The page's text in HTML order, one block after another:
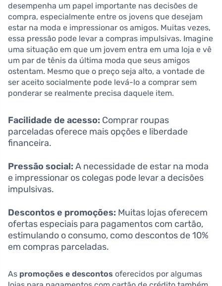
desempenha um papel importante nas decisões de
compra, especialmente entre os jovens que desejam
estar na moda e impressionar os amigos. Muitas vezes,
essa pressão pode levar a compras impulsivas. Imagine
uma situação em que um jovem entra em uma loja e vê
um par de tênis da última moda que seus amigos
ostentam. Mesmo que o preço seja alto, a vontade de
ser aceito socialmente pode levá-lo a comprar sem
ponderar se realmente precisa daquele item.
Facilidade de acesso: Comprar roupas
parceladas oferece mais opções e liberdade
financeira.
Pressão social: A necessidade de estar na moda
e impressionar os colegas pode levar a decisões
impulsivas.
Descontos e promoções: Muitas lojas oferecem
ofertas especiais para pagamentos com cartão,
estimulando o consumo, como descontos de 10%
em compras parceladas.
As promoções e descontos oferecidos por algumas